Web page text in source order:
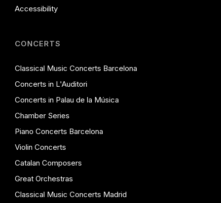
Accessibility
CONCERTS
Classical Music Concerts Barcelona
Concerts in L'Auditori
Concerts in Palau de la Música
Chamber Series
Piano Concerts Barcelona
Violin Concerts
Catalan Composers
Great Orchestras
Classical Music Concerts Madrid